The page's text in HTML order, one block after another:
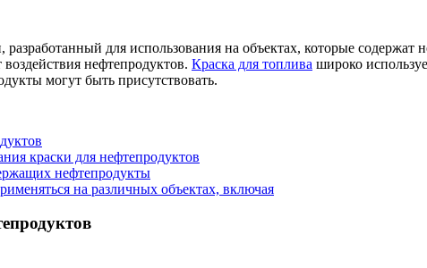
для использования на объектах, которые
нефтепродуктов. Краска для топлива широко
могут быть присутствовать.
краски для нефтепродуктов
нефтепродукты
на различных объектах, включая